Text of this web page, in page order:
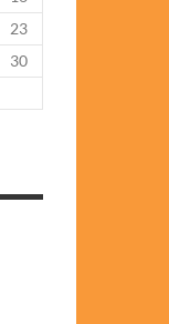
23
30